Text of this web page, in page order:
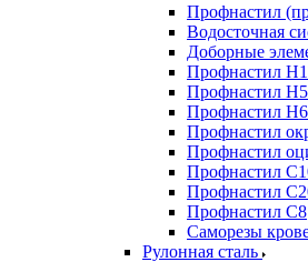
Профнастил
Водосточная
Доборные
Профнастил
Профнастил
Профнастил
Профнастил
Профнастил
Профнастил
Профнастил
Профнастил С8
Саморезы
Рулонная сталь